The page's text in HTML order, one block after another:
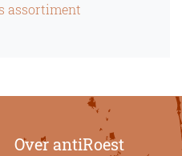
assortiment
Over antiRoest